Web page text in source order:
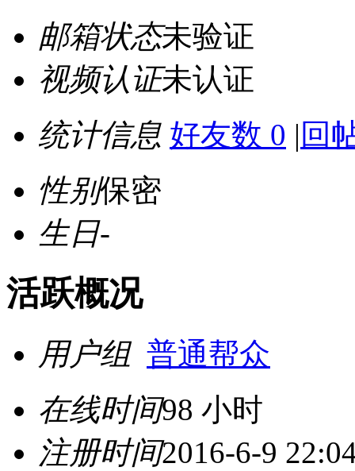
邮箱状态未验证
视频认证未认证
统计信息 好友数 0 | 回
性别保密
生日-
活跃概况
用户组 普通帮众
在线时间98 小时
注册时间2016-6-9